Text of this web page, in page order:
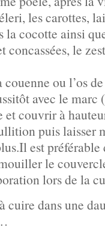
les carottes,
la cocotte ainsi
concassées, le
ou l’os
avec le marc
couvrir à
puis laisser
est
le
lors de la
cuire dans une